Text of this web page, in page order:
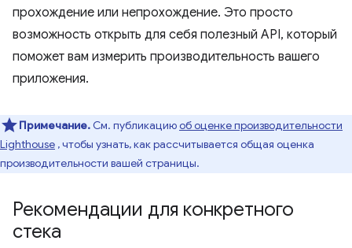
прохождение или непрохождение. Это просто
возможность открыть для себя полезный API, который
поможет вам измерить производительность вашего
приложения.
Примечание. См. публикациюоб оценке производительности
Lighthouse , чтобы узнать, как рассчитывается общая оценка
производительности вашей страницы.
Рекомендации для конкретного
стека